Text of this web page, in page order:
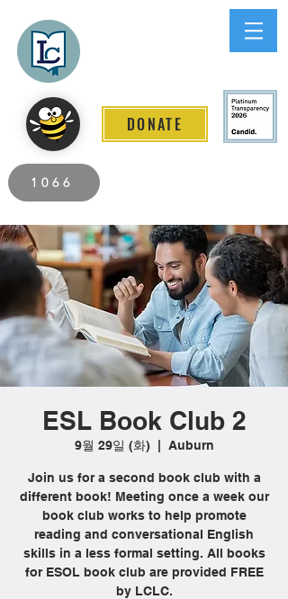
DONATE
1066
ESL Book Club 2
9월 29일 (화)
  |
Auburn
Join us for a second book club with a
different book! Meeting once a week our
book club works to help promote
reading and conversational English
skills in a less formal setting. All books
for ESOL book club are provided FREE
by LCLC.